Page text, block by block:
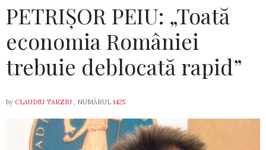
PETRIȘOR PEIU: „Toată
economia României
trebuie deblocată rapid”
by CLAUDIU TARZIU , NUMĂRUL 1425